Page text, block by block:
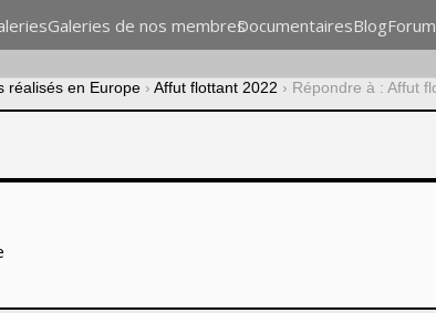
Galeries de nos membresDocumentairesBlogForum
réalisés en Europe › Affut flottant 2022 › Répondre à : Affut